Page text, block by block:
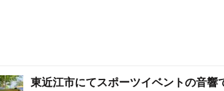
東近江市にてスポーツイベントの音響